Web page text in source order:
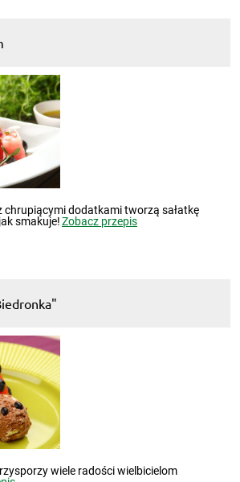
chrupiącymi dodatkami tworzą sałatkę
smakuje!Zobacz przepis
wiele radości wielbicielom